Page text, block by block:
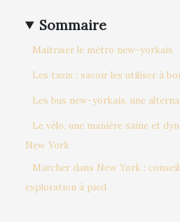
Sommaire
Maîtriser le métro new-yorkais
Les taxis : savoir les utiliser à
Les bus new-yorkais, une
Le vélo, une manière saine et
New York
Marcher dans New York :
exploration à pied